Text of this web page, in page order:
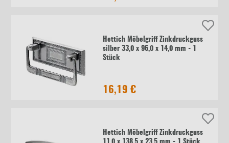
Hettich Möbelgriff Zinkdruckguss
silber 33,0 x 96,0 x 14,0 mm - 1
Stück
16,19 €
Hettich Möbelgriff Zinkdruckguss